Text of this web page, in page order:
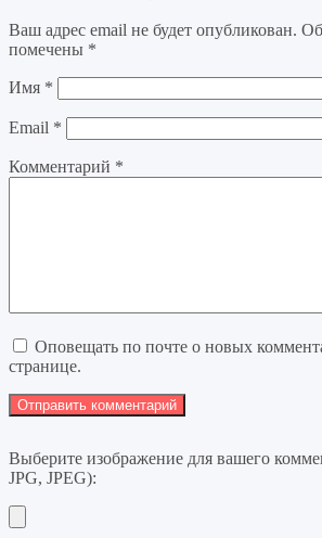
Ваш адрес email не будет опубликован.
помечены *
Имя *
Email *
Комментарий *
Оповещать по почте о новых
странице.
Выберите изображение для вашего
JPG, JPEG):